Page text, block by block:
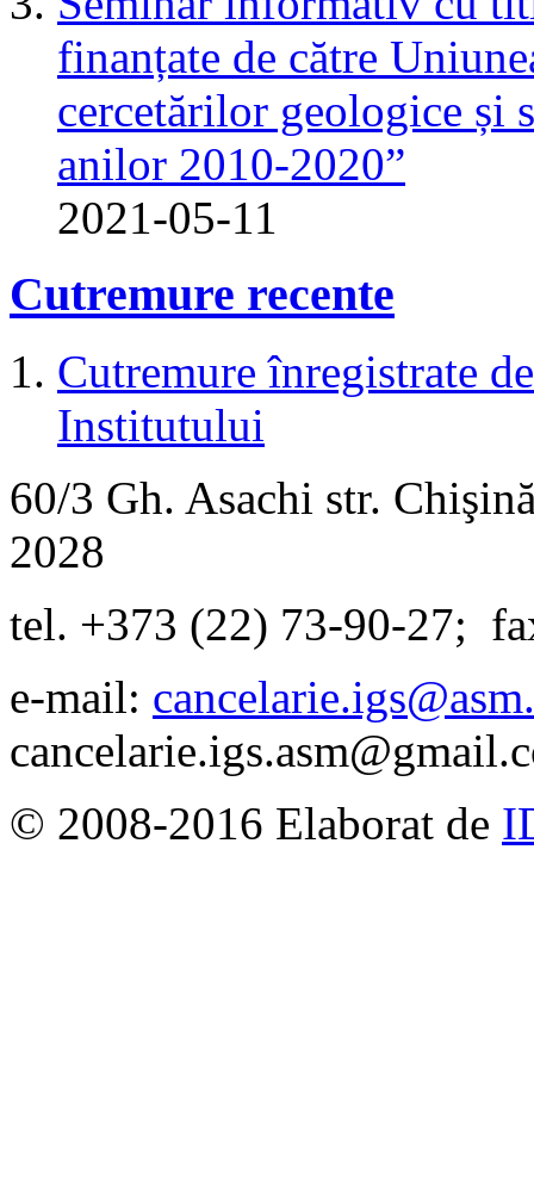
finanțate de către
cercetărilor geologice și
anilor 2010-2020”
2021-05-11
Cutremure recente
Cutremure înregistrate
Institutului
60/3 Gh. Asachi str.
2028
tel. +373 (22) 73-90-27;
e-mail:
© 2008-2016 Elaborat de